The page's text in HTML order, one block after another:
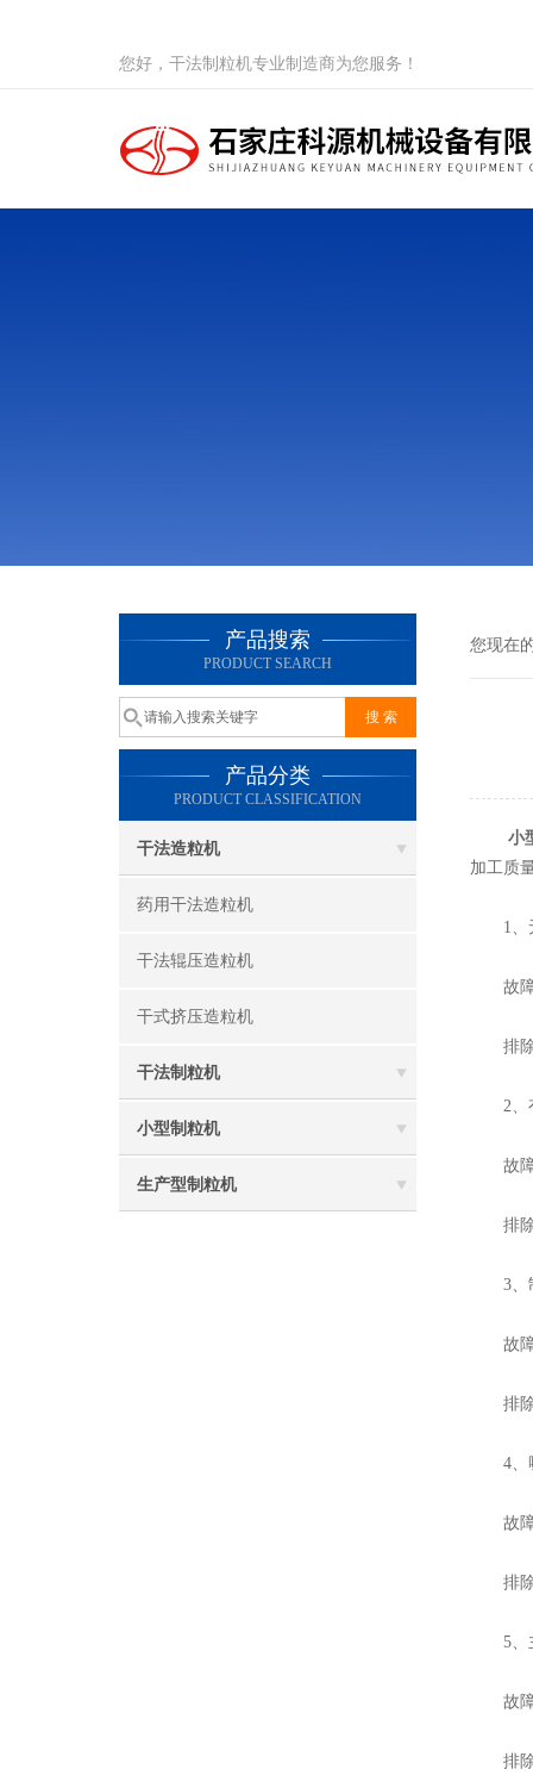
您好，干法制粒机专业制造商为您服务！
产品搜索
PRODUCT SEARCH
产品分类
PRODUCT CLASSIFICATION
干法造粒机
药用干法造粒机
干法辊压造粒机
干式挤压造粒机
干法制粒机
小型制粒机
生产型制粒机
您现在
小
加工质
1、无
故障
排除
2、有
故障
排除
3、制
故障
排除
4、噪
故障
排除
5、主
故障
排除